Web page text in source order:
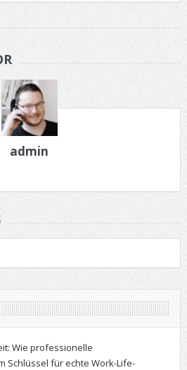
admin
Wie professionelle
Schlüssel für echte Work-Life-